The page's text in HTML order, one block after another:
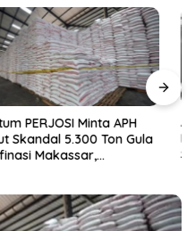
Ada Apa Hakim Aktif di
Papua Rangkap Jabatan di
Sulsel, Ketum PERJOSI Desak